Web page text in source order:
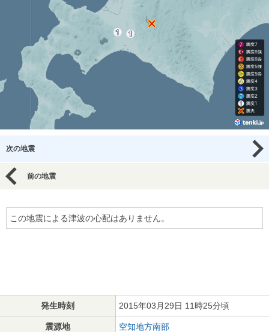
次の地震
前の地震
この地震による津波の心配はありません。
発生時刻 2015年03月29日 11時25分頃
震源地 空知地方南部